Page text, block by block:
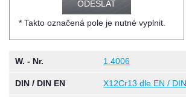
* Takto označená pole je nutné vyplnit.
W. - Nr. 1.4006
DIN / DIN EN X12Cr13 dle EN / DIN